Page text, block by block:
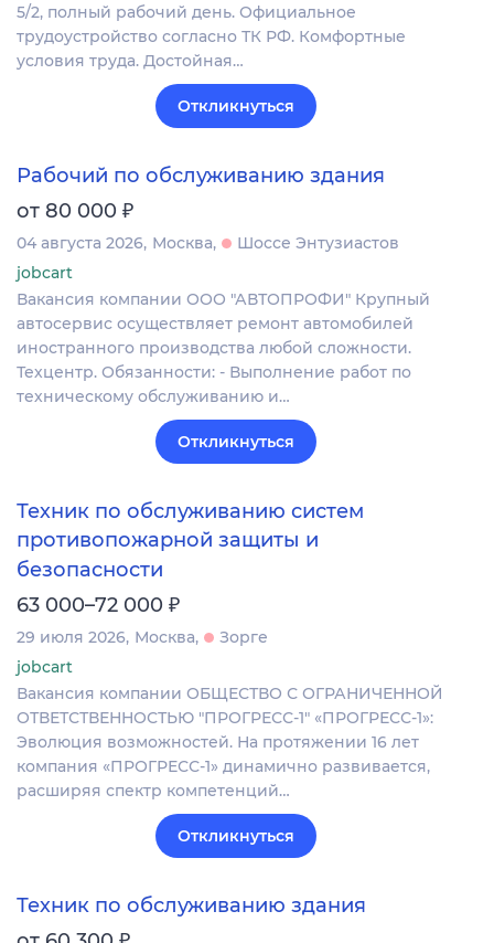
5/2, полный рабочий день. Официальное
трудоустройство согласно ТК РФ. Комфортные
условия труда. Достойная…
Откликнуться
Рабочий по обслуживанию здания
от 80 000 ₽
04 августа 2026 Москва
Шоссе Энтузиастов
jobcart
Вакансия компании ООО "АВТОПРОФИ" Крупный
автосервис осуществляет ремонт автомобилей
иностранного производства любой сложности.
Техцентр. Обязанности: - Выполнение работ по
техническому обслуживанию и…
Откликнуться
Техник по обслуживанию систем
противопожарной защиты и
безопасности
63 000–72 000 ₽
29 июля 2026 Москва
Зорге
jobcart
Вакансия компании ОБЩЕСТВО С ОГРАНИЧЕННОЙ
ОТВЕТСТВЕННОСТЬЮ "ПРОГРЕСС-1" «ПРОГРЕСС-1»:
Эволюция возможностей. На протяжении 16 лет
компания «ПРОГРЕСС-1» динамично развивается,
расширяя спектр компетенций…
Откликнуться
Техник по обслуживанию здания